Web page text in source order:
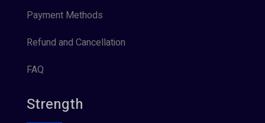
Payment Methods
Refund and Cancellation
FAQ
Strength